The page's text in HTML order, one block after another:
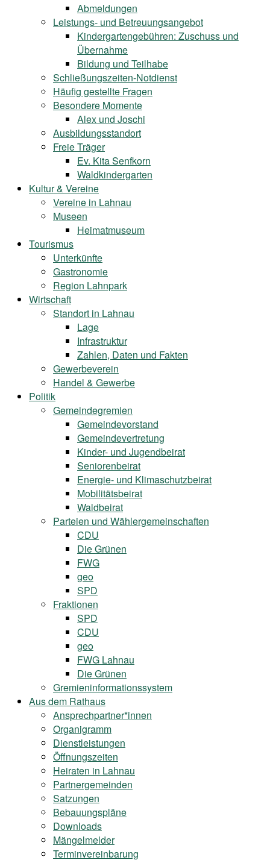
Abmeldungen
Leistungs- und Betreuungsangebot
Kindergartengebühren: Zuschuss und
Übernahme
Bildung und Teilhabe
Schließungszeiten-Notdienst
Häufig gestellte Fragen
Besondere Momente
Alex und Joschi
Ausbildungsstandort
Freie Träger
Ev. Kita Senfkorn
Waldkindergarten
Kultur & Vereine
Vereine in Lahnau
Museen
Heimatmuseum
Tourismus
Unterkünfte
Gastronomie
Region Lahnpark
Wirtschaft
Standort in Lahnau
Lage
Infrastruktur
Zahlen, Daten und Fakten
Gewerbeverein
Handel & Gewerbe
Politik
Gemeindegremien
Gemeindevorstand
Gemeindevertretung
Kinder- und Jugendbeirat
Seniorenbeirat
Energie- und Klimaschutzbeirat
Mobilitätsbeirat
Waldbeirat
Parteien und Wählergemeinschaften
CDU
Die Grünen
FWG
geo
SPD
Fraktionen
SPD
CDU
geo
FWG Lahnau
Die Grünen
Gremieninformationssystem
Aus dem Rathaus
Ansprechpartner*innen
Organigramm
Dienstleistungen
Öffnungszeiten
Heiraten in Lahnau
Partnergemeinden
Satzungen
Bebauungspläne
Downloads
Mängelmelder
Terminvereinbarung